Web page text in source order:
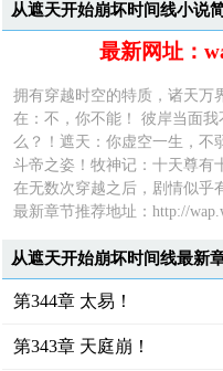
从遮天开始崩坏时间线小说
最新网址：
拥有穿越时空的特质，诸天万
在：不，你不能！ 彼岸当面
么？！遮天：你虚空一生，不
斗帝之姿！牧神记：十天尊
在无数次穿越之后，剧情似
最新章节推荐地址：http://
从遮天开始崩坏时间线最新
第344章 太易！
第343章 天庭崩！